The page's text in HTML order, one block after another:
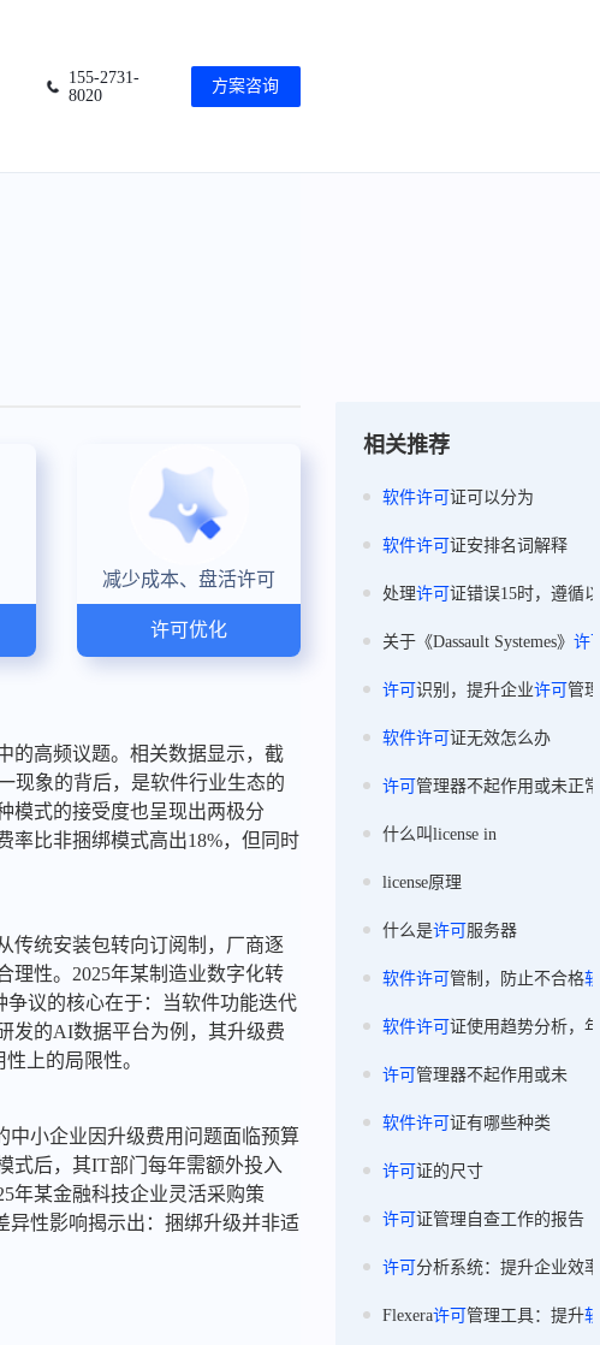
155-2731-
8020
方案咨询
减少成本、盘活许可
许可优化
的高频议题。相关数据显示，截
现象的背后，是软件行业生态的
模式的接受度也呈现出两极分
率比非捆绑模式高出18%，但同时
传统安装包转向订阅制，厂商逐
理性。2025年某制造业数字化转
争议的核心在于：当软件功能迭代
发的AI数据平台为例，其升级费
上的局限性。
中小企业因升级费用问题面临预算
式后，其IT部门每年需额外投入
年某金融科技企业灵活采购策
异性影响揭示出：捆绑升级并非适
相关推荐
软件许可 证可以分为
软件许可 证安排名词解释
处理许可 证错误15时，遵循
关于《Dassault Systemes》 许
许可 识别，提升企业许可 管
软件许可 证无效怎么办
许可 管理器不起作用或未正
什么叫license in
license原理
什么是许可 服务器
软件许可 管制，防止不合格
软件许可 证使用趋势分析，
许可 管理器不起作用或未
软件许可 证有哪些种类
许可 证的尺寸
许可 证管理自查工作的报告
许可 分析系统：提升企业效
Flexera许可 管理工具：提升